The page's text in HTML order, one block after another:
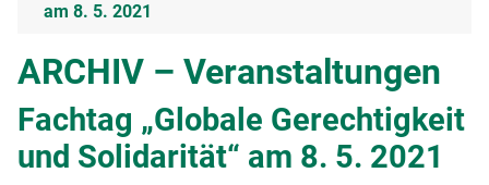
am 8. 5. 2021
ARCHIV – Veranstaltungen
Fachtag „Globale Gerechtigkeit
und Solidarität“ am 8. 5. 2021